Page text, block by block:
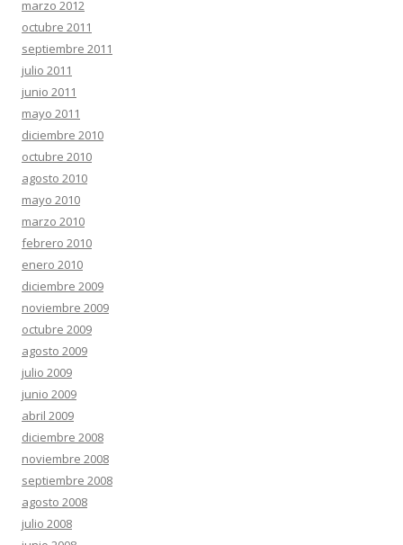
marzo 2012
octubre 2011
septiembre 2011
julio 2011
junio 2011
mayo 2011
diciembre 2010
octubre 2010
agosto 2010
mayo 2010
marzo 2010
febrero 2010
enero 2010
diciembre 2009
noviembre 2009
octubre 2009
agosto 2009
julio 2009
junio 2009
abril 2009
diciembre 2008
noviembre 2008
septiembre 2008
agosto 2008
julio 2008